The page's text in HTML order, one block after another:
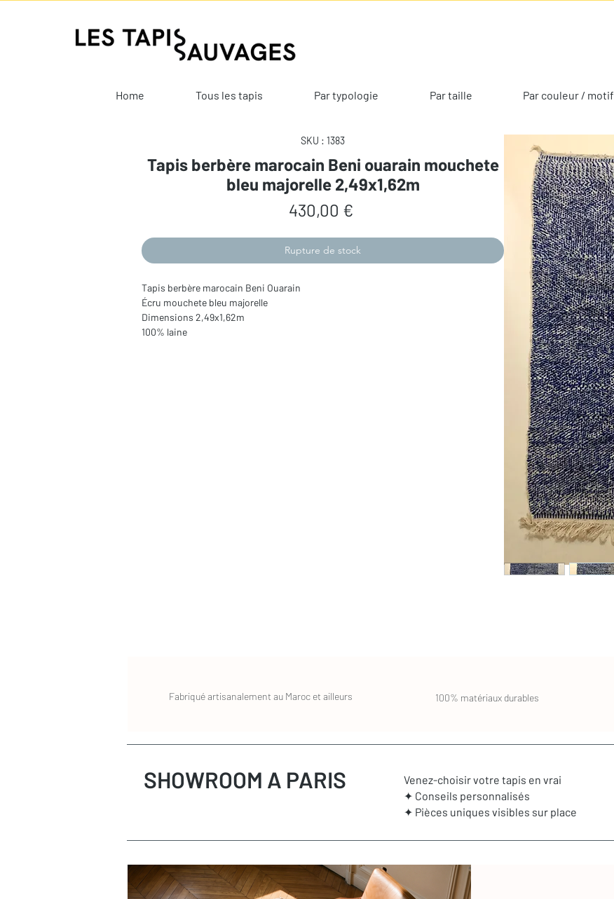
Home Tous les tapis Par typologie Par taille Par couleur / motif
SKU : 1383
Tapis berbère marocain Beni ouarain mouchete
bleu majorelle 2,49x1,62m
430,00 €
Rupture de stock
Tapis berbère marocain Beni Ouarain
Écru mouchete bleu majorelle
Dimensions 2,49x1,62m
100% laine
Fabriqué artisanalement au Maroc et ailleurs 100% matériaux durables
SHOWROOM A PARIS
Venez-choisir votre tapis en vrai
✦ Conseils personnalisés
✦ Pièces uniques visibles sur place